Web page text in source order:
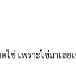
ไข่ เพราะไข่มาเล